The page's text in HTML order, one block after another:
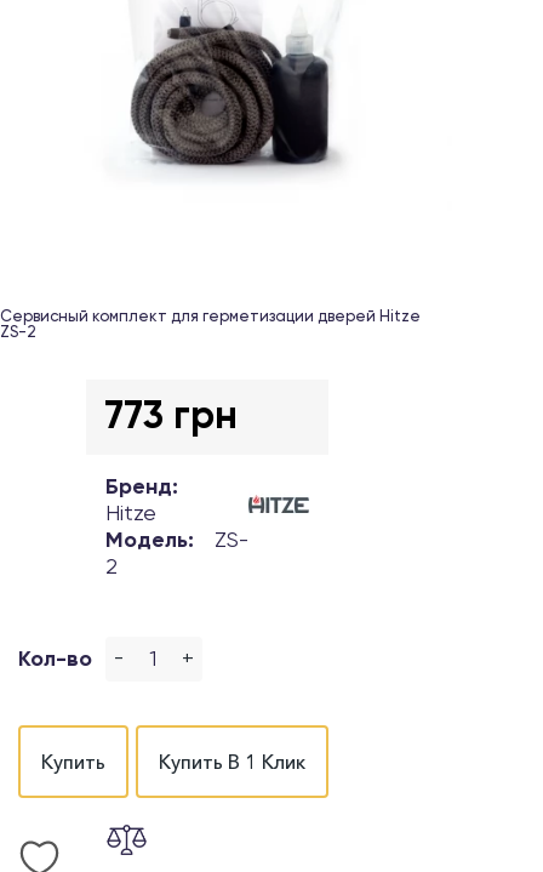
Сервисный комплект для герметизации дверей Hitze
ZS-2
773 грн
Бренд:
Hitze
Модель:
ZS-
2
Кол-во - +
Купить Купить В 1 Клик